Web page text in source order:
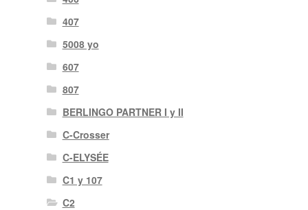
407
5008 yo
607
807
BERLINGO PARTNER I y II
C-Crosser
C-ELYSÉE
C1 y 107
C2